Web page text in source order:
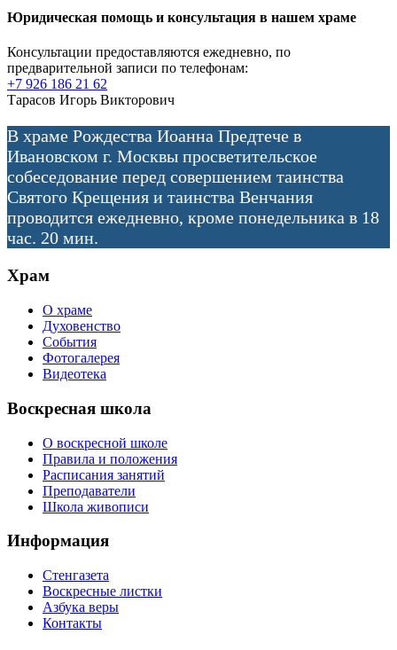
Юридическая помощь и консультация в нашем храме
Консультации предоставляются ежедневно, по
предварительной записи по телефонам:
+7 926 186 21 62
Тарасов Игорь Викторович
В храме Рождества Иоанна Предтече в
Ивановском г. Москвы просветительское
собеседование перед совершением таинства
Святого Крещения и таинства Венчания
проводится ежедневно, кроме понедельника в 18
час. 20 мин.
Храм
О храме
Духовенство
События
Фотогалерея
Видеотека
Воскресная школа
О воскресной школе
Правила и положения
Расписания занятий
Преподаватели
Школа живописи
Информация
Стенгазета
Воскресные листки
Азбука веры
Контакты